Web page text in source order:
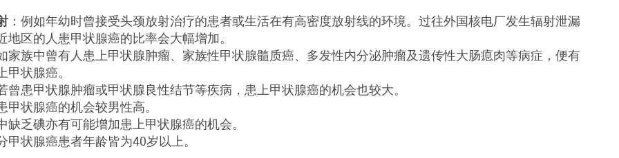
：例如年幼时曾接受头颈放射治疗的患者或生活在有高密度放射线的环境。过往外国核电厂发生辐射泄漏
地区的人患甲状腺癌的比率会大幅增加。
家族中曾有人患上甲状腺肿瘤、家族性甲状腺髓质癌、多发性内分泌肿瘤及遗传性大肠瘜肉等病症，便有
状腺癌。
曾患甲状腺肿瘤或甲状腺良性结节等疾病，患上甲状腺癌的机会也较大。
甲状腺癌的机会较男性高。
缺乏碘亦有可能增加患上甲状腺癌的机会。
甲状腺癌患者年龄皆为40岁以上。